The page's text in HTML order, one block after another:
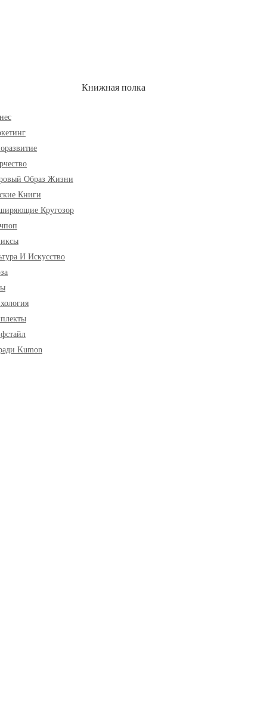
Книжная полка
Образ Жизни
Книги
Кругозор
И Искусство
Kumon